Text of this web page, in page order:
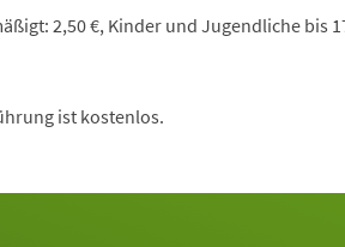
2,50 €, Kinder und Jugendliche bis
ist kostenlos.